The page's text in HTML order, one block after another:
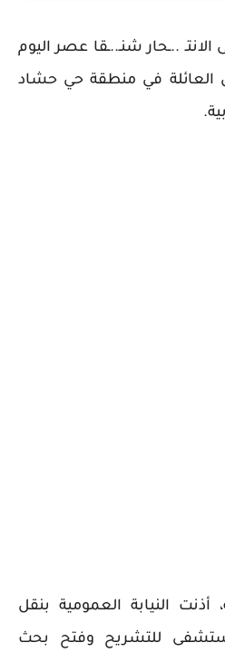
..ـحار شنـ..ـقا عصر اليوم
بمنزل العائلة في منطقة حي حشاد
أذنت النيابة العمومية بنقل
للتشريح وفتح بحث